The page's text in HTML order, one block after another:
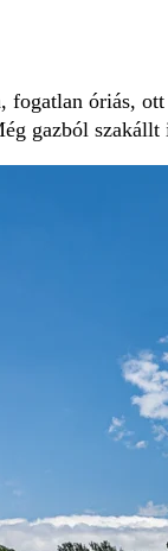
fogatlan óriás,
gazból